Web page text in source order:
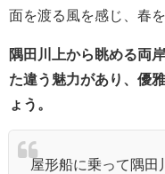
面を渡る風を感じ、春
隅田川上から眺める両
た違う魅力があり、優
ょう。
屋形船に乗って隅田